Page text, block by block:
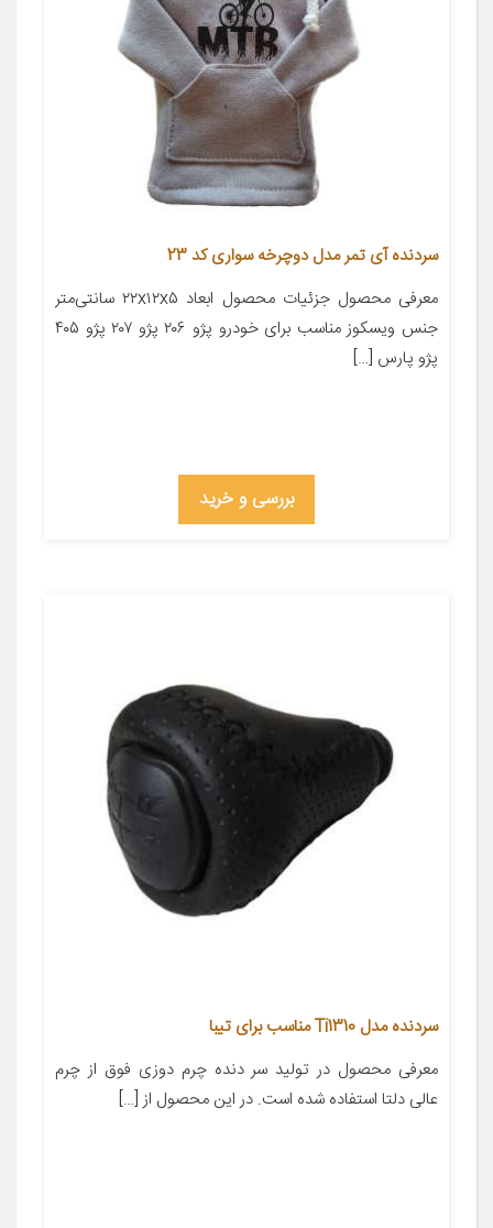
سردنده آی تمر مدل دوچرخه سواری کد 23
معرفی محصول جزئیات محصول ابعاد ۲۲x۱۲x۵ سانتی‌متر
جنس ویسکوز مناسب برای خودرو پژو ۲۰۶ پژو ۲۰۷ پژو ۴۰۵
پژو پارس […]
بررسی و خرید
سردنده مدل Ti1310 مناسب برای تیبا
معرفی محصول در تولید سر دنده چرم دوزی فوق از چرم
عالی دلتا استفاده شده است. در این محصول از […]